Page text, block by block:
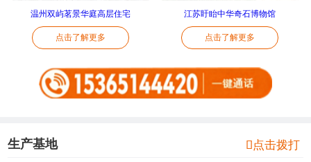
温州双屿茗景华庭高层住宅
点击了解更多
江苏盱眙中华奇石博物馆
点击了解更多
生产基地 点击拨打